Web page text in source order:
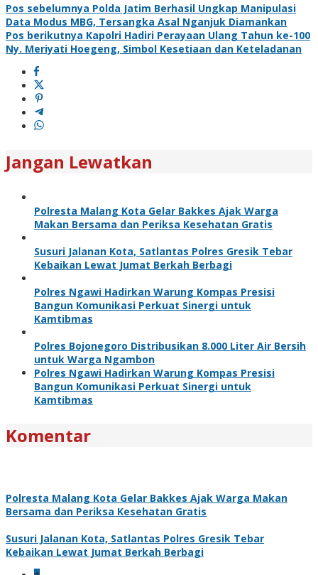
Pos sebelumnya Polda Jatim Berhasil Ungkap Manipulasi
Data Modus MBG, Tersangka Asal Nganjuk Diamankan
Pos berikutnya Kapolri Hadiri Perayaan Ulang Tahun ke-100
Ny. Meriyati Hoegeng, Simbol Kesetiaan dan Keteladanan
Jangan Lewatkan
Polresta Malang Kota Gelar Bakkes Ajak Warga
Makan Bersama dan Periksa Kesehatan Gratis
Susuri Jalanan Kota, Satlantas Polres Gresik Tebar
Kebaikan Lewat Jumat Berkah Berbagi
Polres Ngawi Hadirkan Warung Kompas Presisi
Bangun Komunikasi Perkuat Sinergi untuk
Kamtibmas
Polres Bojonegoro Distribusikan 8.000 Liter Air Bersih
untuk Warga Ngambon
Polres Ngawi Hadirkan Warung Kompas Presisi
Bangun Komunikasi Perkuat Sinergi untuk
Kamtibmas
Komentar
Polresta Malang Kota Gelar Bakkes Ajak Warga Makan
Bersama dan Periksa Kesehatan Gratis
Susuri Jalanan Kota, Satlantas Polres Gresik Tebar
Kebaikan Lewat Jumat Berkah Berbagi